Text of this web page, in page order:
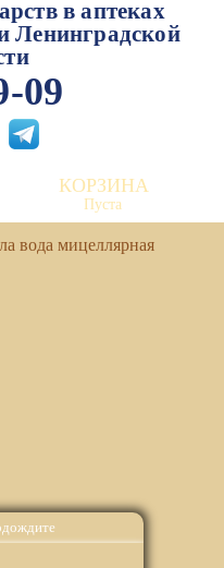
в аптеках
Ленинградской
09
КОРЗИНА
Пуста
вода мицеллярная